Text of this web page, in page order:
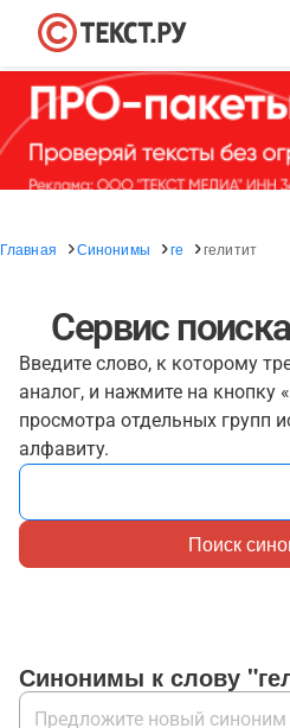
Главная Синонимы ге гелитит
Сервис
Введите слово, к которому
аналог, и нажмите на кнопку
просмотра отдельных групп
алфавиту.
Поиск
Синонимы к слову